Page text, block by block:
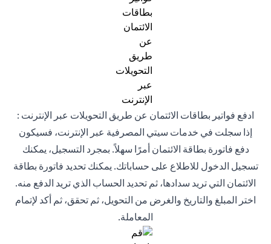
ادفع فواتير بطاقات الائتمان عن طريق التحويلات عبر الإنترنت :
إذا سجلت في خدمات سيتي المصرفية عبر الإنترنت، فسيكون
دفع فاتورة بطاقة الائتمان أمرًا سهلاً. بمجرد التسجيل، يمكنك
تسجيل الدخول للاطلاع على حساباتك. يمكنك تحديد فاتورة بطاقة
الائتمان التي تريد سدادها، ثم تحديد الحساب الذي تريد الدفع منه.
اختر المبلغ والتاريخ والغرض من التحويل، ثم تحقق، ثم أكد لإتمام
المعاملة.